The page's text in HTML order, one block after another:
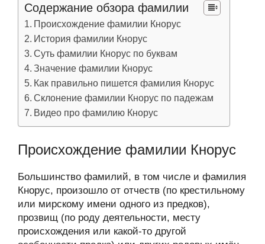
Содержание обзора фамилии
Происхождение фамилии Кнорус
История фамилии Кнорус
Суть фамилии Кнорус по буквам
Значение фамилии Кнорус
Как правильно пишется фамилия Кнорус
Склонение фамилии Кнорус по падежам
Видео про фамилию Кнорус
Происхождение фамилии Кнорус
Большинство фамилий, в том числе и фамилия
Кнорус, произошло от отчеств (по крестильному
или мирскому имени одного из предков),
прозвищ (по роду деятельности, месту
происхождения или какой-то другой